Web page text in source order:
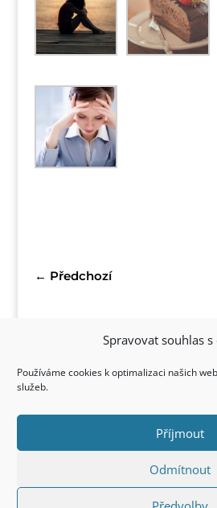
Spravovat souhlas s
Používáme cookies k optimalizaci našich
služeb.
Příjmout
Odmítnout
← Předchozí
Kontakt